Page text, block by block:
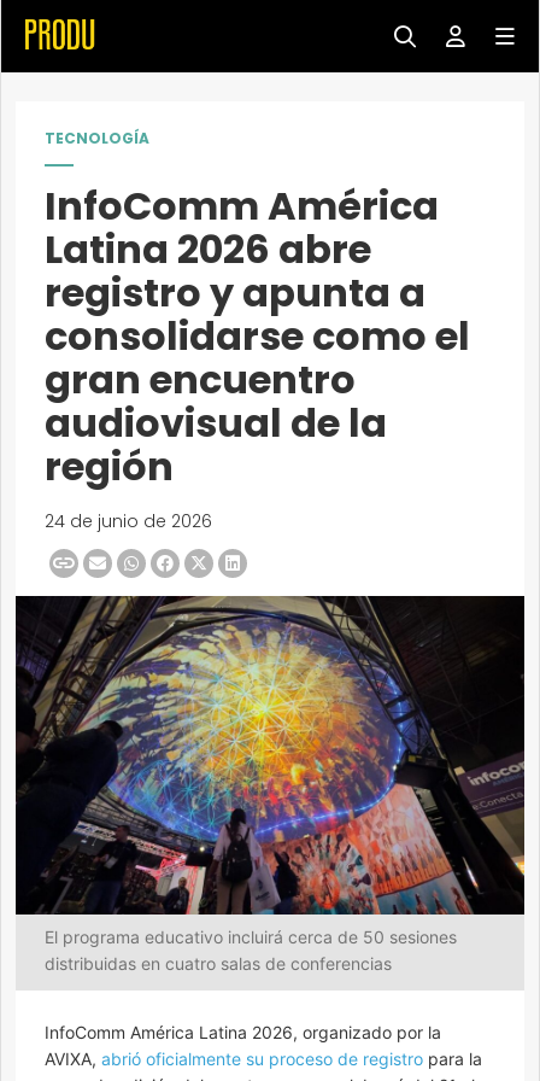
TECNOLOGÍA
InfoComm América
Latina 2026 abre
registro y apunta a
consolidarse como el
gran encuentro
audiovisual de la
región
24 de junio de 2026
El programa educativo incluirá cerca de 50 sesiones
distribuidas en cuatro salas de conferencias
InfoComm América Latina 2026, organizado por la
AVIXA, abrió oficialmente su proceso de registro para la